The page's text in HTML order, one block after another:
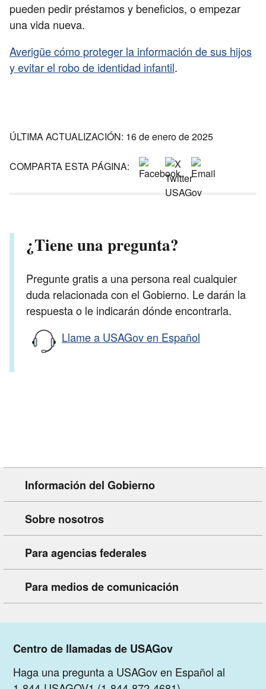
pueden pedir préstamos y beneficios, o empezar
una vida nueva.
Averigüe cómo proteger la información de sus hijos
y evitar el robo de identidad infantil.
ÚLTIMA ACTUALIZACIÓN: 16 de enero de 2025
COMPARTA ESTA PÁGINA:
¿Tiene una pregunta?
Pregunte gratis a una persona real cualquier
duda relacionada con el Gobierno. Le darán la
respuesta o le indicarán dónde encontrarla.
Llame a USAGov en Español
Información del Gobierno
Sobre nosotros
Para agencias federales
Para medios de comunicación
Centro de llamadas de USAGov
Haga una pregunta a USAGov en Español al